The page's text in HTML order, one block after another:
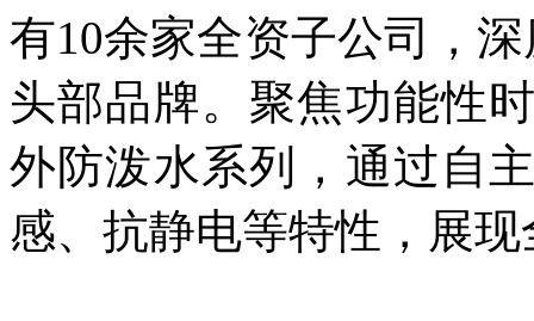
有10余家全资子公司，深
头部品牌。聚焦功能性
外防泼水系列，通过自
感、抗静电等特性，展